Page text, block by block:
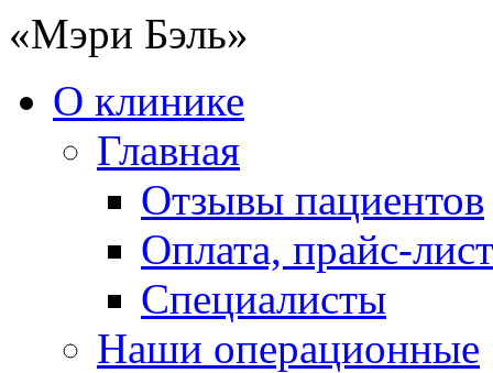
«Мэри Бэль»
О клинике
Главная
Отзывы пациентов
Оплата, прайс-лист
Специалисты
Наши операционные